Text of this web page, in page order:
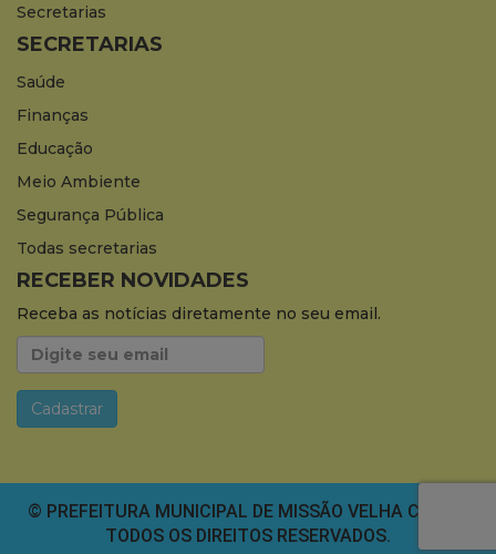
Secretarias
SECRETARIAS
Saúde
Finanças
Educação
Meio Ambiente
Segurança Pública
Todas secretarias
RECEBER NOVIDADES
Receba as notícias diretamente no seu email.
© PREFEITURA MUNICIPAL DE MISSÃO VELHA CEARÁ.
TODOS OS DIREITOS RESERVADOS.